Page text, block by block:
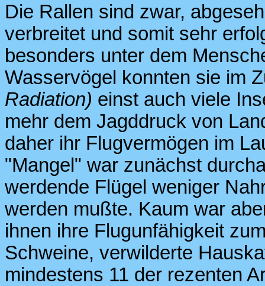
Die Rallen sind zwar,
verbreitet und somit sehr
besonders unter dem
Wasservögel konnten sie im
Radiation) einst auch viele
mehr dem Jagddruck von
daher ihr Flugvermögen im
"Mangel" war zunächst
werdende Flügel weniger
werden mußte. Kaum war
ihnen ihre Flugunfähigkeit
Schweine, verwilderte
mindestens 11 der rezenten